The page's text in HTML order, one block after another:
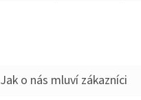
Jak o nás mluví zákazníci